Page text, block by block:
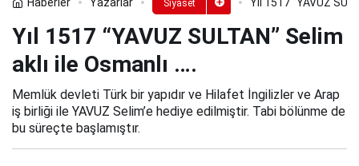
Siyaset
Yıl 1517 “YAVUZ SULTAN” Selim
aklı ile Osmanlı ….
Memlük devleti Türk bir yapıdır ve Hilafet İngilizler ve Arap
iş birliği ile YAVUZ Selim’e hediye edilmiştir. Tabi bölünme de
bu süreçte başlamıştır.